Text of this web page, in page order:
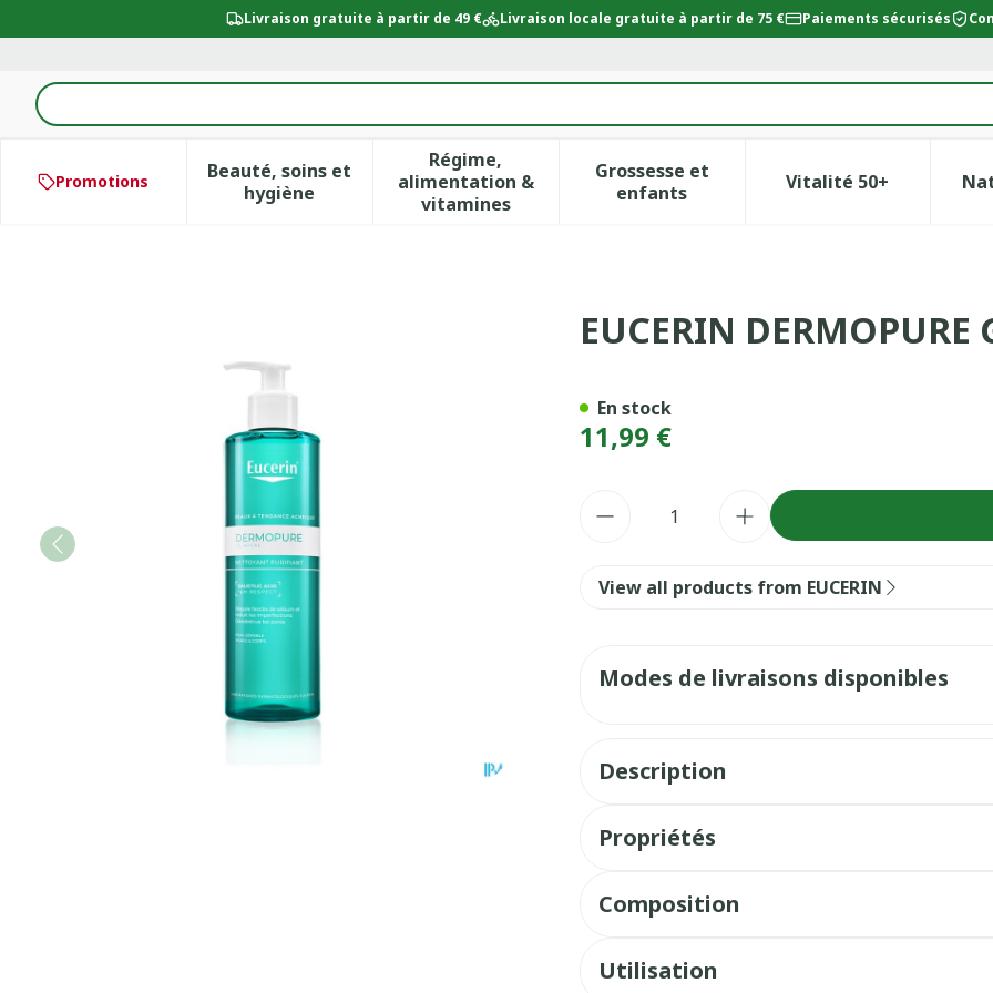
Livraison gratuite à partir de 49 € Livraison locale gratuite à partir de 75 € Paiements sécurisés
Rechercher
Promotions
Beauté, soins et
hygièneAfficher le sous-menu pour la catégorie Beauté, soins et hygiène
Régime,
alimentation &
vitamines
Afficher le sous-menu pour la catégorie Régime,
Grossesse et
enfantsAfficher le sous-menu pour la
Vitalité 50+Afficher le sous-
EUCERIN DERMOPURE GEL NETTOYANTEUCERIN DERMOPURE
11,99 €
En stock
View all products from EUCERIN
Modes de livraisons disponibles
Description
Propriétés
Composition
Utilisation